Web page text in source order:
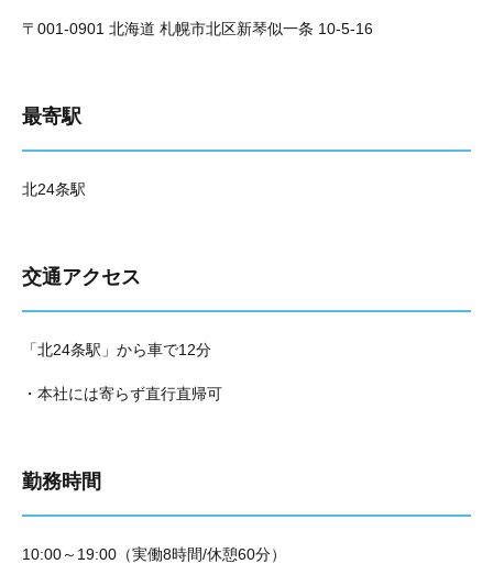
〒001-0901 北海道 札幌市北区新琴似一条 10-5-16
最寄駅
北24条駅
交通アクセス
「北24条駅」から車で12分
・本社には寄らず直行直帰可
勤務時間
10:00～19:00（実働8時間/休憩60分）